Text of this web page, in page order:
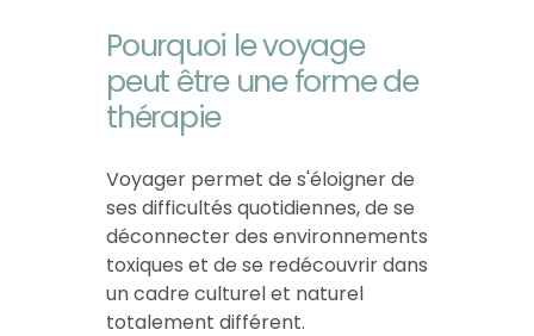
Pourquoi le voyage
peut être une forme de
thérapie
Voyager permet de s'éloigner de
ses difficultés quotidiennes, de se
déconnecter des environnements
toxiques et de se redécouvrir dans
un cadre culturel et naturel
totalement différent.